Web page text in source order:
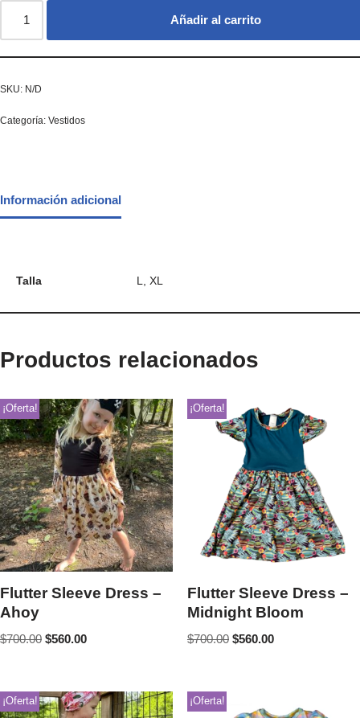
Añadir al carrito
SKU: N/D
Categoría: Vestidos
Información adicional
Talla L, XL
Productos relacionados
¡Oferta!
Flutter Sleeve Dress –
Ahoy
$700.00 $560.00
¡Oferta!
Flutter Sleeve Dress –
Midnight Bloom
$700.00 $560.00
¡Oferta! ¡Oferta!